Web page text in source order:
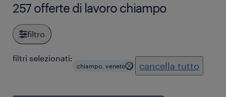
257 offerte di lavoro chiampo
filtro
filtri selezionati:
chiampo, veneto cancella tutto